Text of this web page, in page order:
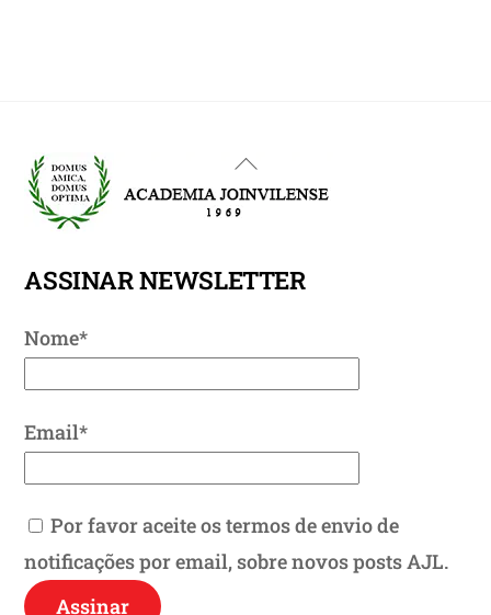
Back
To
ASSINAR NEWSLETTER
Nome*
Email*
Por favor aceite os termos de envio de
notificações por email, sobre novos posts AJL.